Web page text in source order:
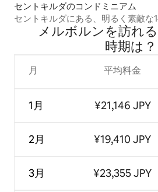
セントキルダのコンドミニアム
セントキルダにある、明るく素敵な
メルボルンを訪⁠れ⁠
時⁠期⁠は⁠？
月
1月
2月
3月
平均料金
¥21,146 JPY
¥19,410 JPY
¥23,355 JPY